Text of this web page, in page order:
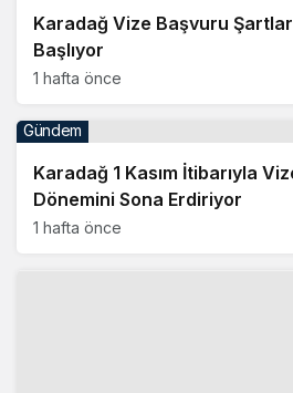
Karadağ Vize Başvuru
Başlıyor
1 hafta önce
Karadağ 1 Kasım İtibarıyla
Dönemini Sona Erdiriyor
1 hafta önce
Gündem